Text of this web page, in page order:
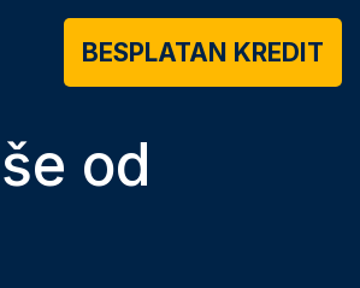
BESPLATAN KREDIT
od